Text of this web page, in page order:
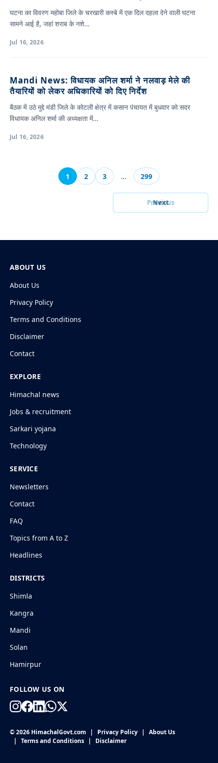
घटना का विवरण महोबा जिले के चरखारी कस्बे में एक दिल दहला देने वाली घटना
सामने आई है, जहां शराब के नशे…
Jul 16, 2026
Mandi News: विधायक अनिल शर्मा ने नलवाड़ मेले की
तैयारियों को लेकर अधिकारियों को दिए निर्देश
बैठक में उठे मुद्दे मंडी जिले के कोटली क्षेत्र में कसान पंचायत में बुधवार को सदर
विधायक अनिल शर्मा की अध्यक्षता में…
Jul 16, 2026
Previous
1 2 3 … 299
Next
ABOUT US
About Us
Privacy Policy
Terms and Conditions
Disclaimer
Contact
EXPLORE
Himachal news
Jobs & recruitment
Sarkari yojana
Technology
SERVICE
Newsletters
Contact
FAQ
Topics from A to Z
Headlines
DISTRICTS
Shimla
Kangra
Mandi
Solan
Hamirpur
FOLLOW US ON
© 2026 HimachalGovt.com | Privacy Policy |
About Us
|
Terms and Conditions | Disclaimer